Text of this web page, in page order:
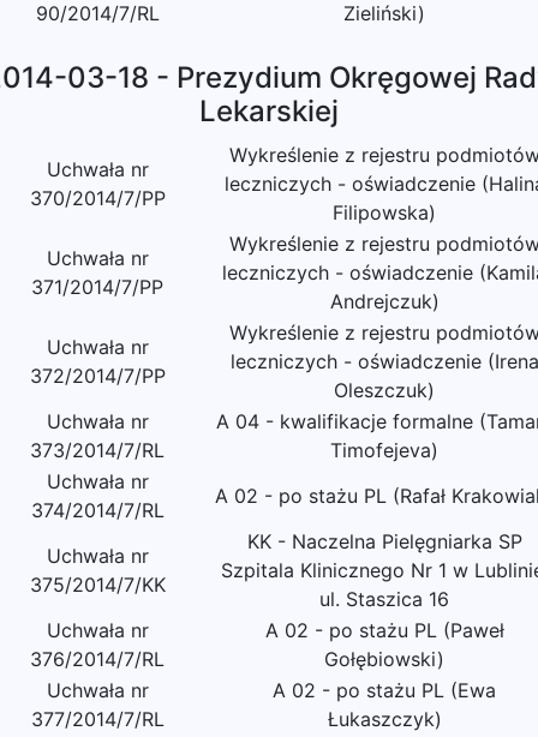
90/2014/7/RL
Zieliński)
03-18 - Prezydium Okręgowej
Lekarskiej
Uchwała nr
370/2014/7/PP
Wykreślenie z rejestru
leczniczych - oświadczenie
Filipowska)
Uchwała nr
371/2014/7/PP
Wykreślenie z rejestru
leczniczych - oświadczenie
Andrejczuk)
Uchwała nr
372/2014/7/PP
Wykreślenie z rejestru
leczniczych - oświadczenie (Irena
Oleszczuk)
Uchwała nr
373/2014/7/RL
A 04 - kwalifikacje formalne
Timofejeva)
Uchwała nr
374/2014/7/RL
A 02 - po stażu PL (Rafał
Uchwała nr
375/2014/7/KK
KK - Naczelna Pielęgniarka SP
Szpitala Klinicznego Nr 1 w
ul. Staszica 16
Uchwała nr
376/2014/7/RL
A 02 - po stażu PL (Paweł
Gołębiowski)
Uchwała nr
377/2014/7/RL
A 02 - po stażu PL (Ewa
Łukaszczyk)